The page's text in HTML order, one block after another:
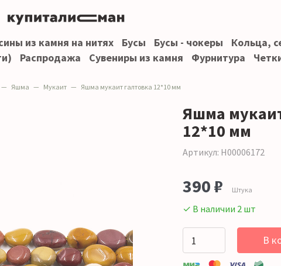
из камня на нитях Бусы Бусы - чокеры Кольца,
Распродажа Сувениры из камня Фурнитура
Яшма Мукаит Яшма мукаит галтовка 12*10 мм
Яшма
12*10 мм
Артикул: Н00006172
390 ₽ Штука
✓ В наличии 2 шт
В